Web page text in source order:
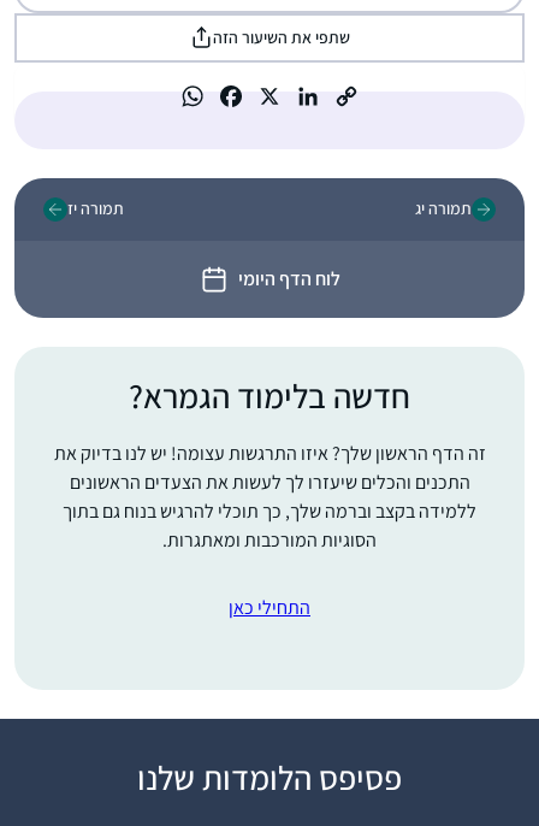
שתפי את השיעור הזה
תמורה יג
לוח הדף היומי
תמורה יז
חדשה בלימוד הגמרא?
זה הדף הראשון שלך? איזו התרגשות עצומה! יש לנו בדיוק את
התכנים והכלים שיעזרו לך לעשות את הצעדים הראשונים
ללמידה בקצב וברמה שלך, כך תוכלי להרגיש בנוח גם בתוך
הסוגיות המורכבות ומאתגרות.
התחילי כאן
פסיפס הלומדות שלנו
התחלתי מחוג במסכת